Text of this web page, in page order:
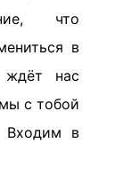
что
в
нас
с тобой
Входим в